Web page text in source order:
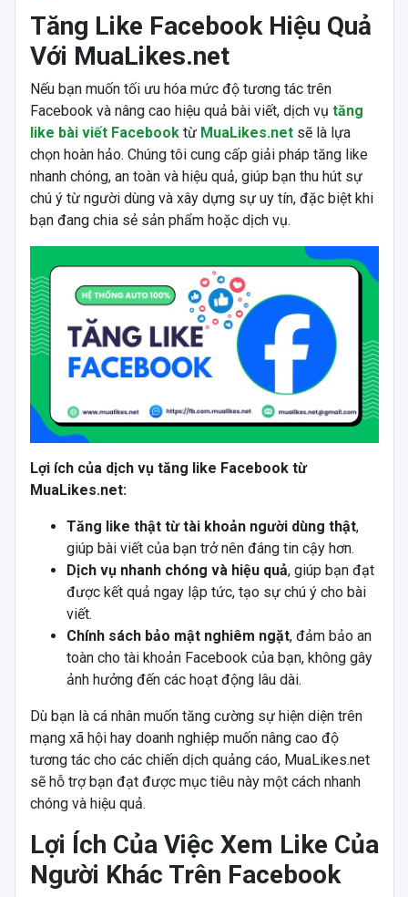
Tăng Like Facebook Hiệu Quả
Với MuaLikes.net
Nếu bạn muốn tối ưu hóa mức độ tương tác trên
Facebook và nâng cao hiệu quả bài viết, dịch vụ tăng
like bài viết Facebooktừ MuaLikes.netsẽ là lựa
chọn hoàn hảo. Chúng tôi cung cấp giải pháp tăng like
nhanh chóng, an toàn và hiệu quả, giúp bạn thu hút sự
chú ý từ người dùng và xây dựng sự uy tín, đặc biệt khi
bạn đang chia sẻ sản phẩm hoặc dịch vụ.
Lợi ích của dịch vụ tăng like Facebook từ
MuaLikes.net:
Tăng like thật từ tài khoản người dùng thật,
giúp bài viết của bạn trở nên đáng tin cậy hơn.
Dịch vụ nhanh chóng và hiệu quả, giúp bạn đạt
được kết quả ngay lập tức, tạo sự chú ý cho bài
viết.
Chính sách bảo mật nghiêm ngặt, đảm bảo an
toàn cho tài khoản Facebook của bạn, không gây
ảnh hưởng đến các hoạt động lâu dài.
Dù bạn là cá nhân muốn tăng cường sự hiện diện trên
mạng xã hội hay doanh nghiệp muốn nâng cao độ
tương tác cho các chiến dịch quảng cáo, MuaLikes.net
sẽ hỗ trợ bạn đạt được mục tiêu này một cách nhanh
chóng và hiệu quả.
Lợi Ích Của Việc Xem Like Của
Người Khác Trên Facebook